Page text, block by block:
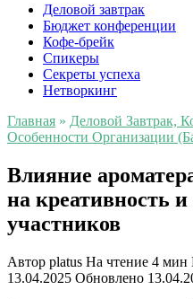
Деловой завтрак
Бюджет конференции
Кофе-брейк
Спикеры
Секреты успеха
Нетворкинг
Главная » Деловой Завтрак,
Особенности Организации
Влияние
на креативность
участников
Автор platus На чтение 4 мин
13.04.2025 Обновлено